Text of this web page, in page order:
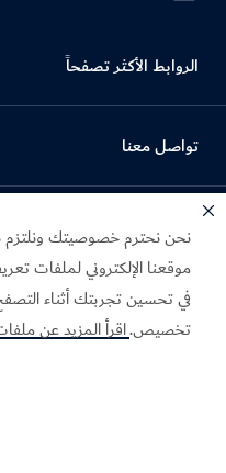
نحن نحترم خصوصيتك ونلتزم
موقعنا الإلكتروني لملفات
في تحسين تجربتك أثناء
تخصيص.اقرأ المزيد عن
الروابط الأكثر تصفحاً
تواصل معنا
مواقع ذات صلة
إشعار الخصوصية
شروط